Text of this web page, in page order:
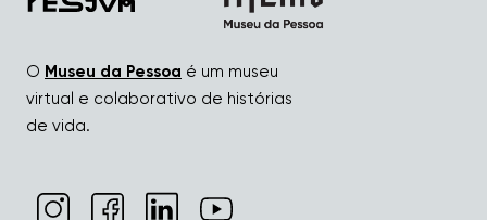
O Museu da Pessoa é um museu
virtual e colaborativo de histórias
de vida.